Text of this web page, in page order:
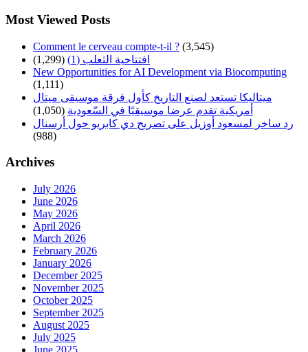
Most Viewed Posts
Comment le cerveau compte-t-il ? (3,545)
افتتاحية الثعلب (1)
(1,299)
New Opportunities for AI Development via Biocomputing
(1,111)
ميتاليكا تستعد لصنع التاريخ كأول فرقة موسيقى ميتال
أمريكية تقدم عرضا موسيقيًا في السّعودية (1,050)
رد ساخر لمسعود أوزيل على تصريح دي كابريو حول أرسنال
(988)
Archives
July 2026
June 2026
May 2026
April 2026
March 2026
February 2026
January 2026
December 2025
November 2025
October 2025
September 2025
August 2025
July 2025